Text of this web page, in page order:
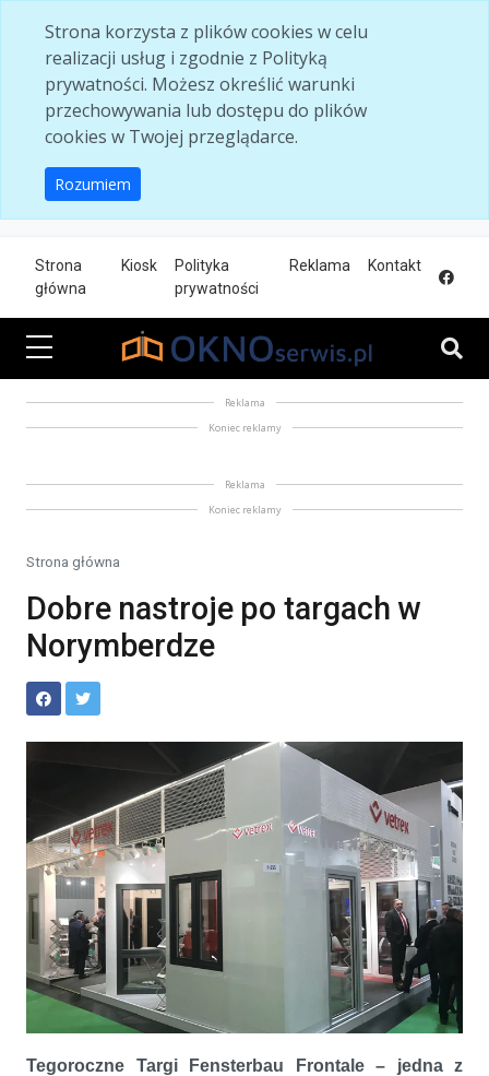
Strona korzysta z plików cookies w celu
realizacji usług i zgodnie z Polityką
prywatności. Możesz określić warunki
przechowywania lub dostępu do plików
cookies w Twojej przeglądarce.
Rozumiem
Strona
główna
Kiosk
Polityka
prywatności
Reklama Kontakt
Reklama
Koniec reklamy
Reklama
Koniec reklamy
Strona główna
Dobre nastroje po targach w
Norymberdze
Tegoroczne Targi Fensterbau Frontale – jedna z